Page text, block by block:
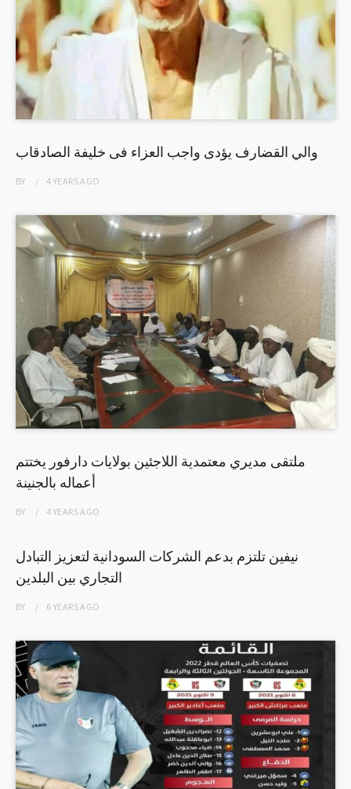
والي القضارف يؤدى واجب العزاء فى خليفة الصادقاب
BY 4 YEARSAGO
ملتقى مديري معتمدية اللاجئين بولايات دارفور يختتم
أعماله بالجنينة
BY 4 YEARSAGO
نيفين تلتزم بدعم الشركات السودانية لتعزيز التبادل
التجاري بين البلدين
BY 6 YEARSAGO